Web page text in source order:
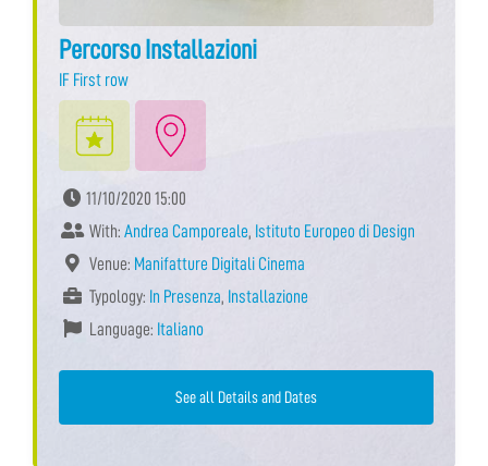
Percorso Installazioni
IF First row
11/10/2020 15:00
With: Andrea Camporeale, Istituto Europeo di Design
Venue: Manifatture Digitali Cinema
Typology: In Presenza, Installazione
Language: Italiano
See all Details and Dates